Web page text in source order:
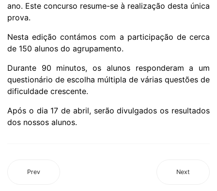
ano. Este concurso resume-se à realização desta única
prova.
Nesta edição contámos com a participação de cerca
de 150 alunos do agrupamento.
Durante 90 minutos, os alunos responderam a um
questionário de escolha múltipla de várias questões de
dificuldade crescente.
Após o dia 17 de abril, serão divulgados os resultados
dos nossos alunos.
Prev Next